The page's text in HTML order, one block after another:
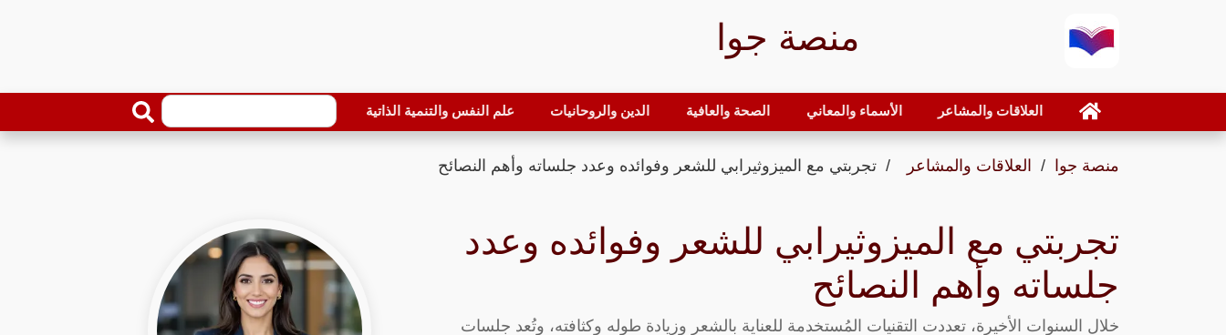
منصة جوا
العلاقات والمشاعر الأسماء والمعاني الصحة والعافية الدين والروحانيات علم النفس والتنمية الذاتية
منصة جوا العلاقات والمشاعر تجربتي مع الميزوثيرابي للشعر وفوائده وعدد جلساته وأهم النصائح
تجربتي مع الميزوثيرابي للشعر وفوائده وعدد
جلساته وأهم النصائح
خلال السنوات الأخيرة، تعددت التقنيات المُستخدمة للعناية بالشعر وزيادة طوله وكثافته، وتُعد جلسات